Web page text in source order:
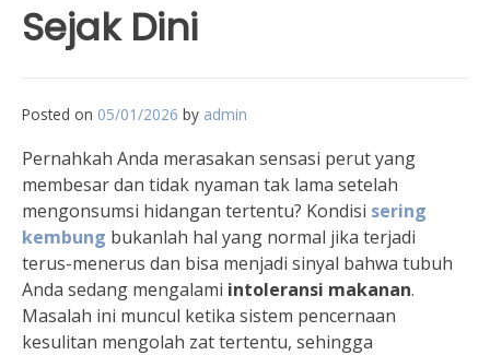
Sejak Dini
Posted on 05/01/2026 by admin
Pernahkah Anda merasakan sensasi perut yang
membesar dan tidak nyaman tak lama setelah
mengonsumsi hidangan tertentu? Kondisi sering
kembung bukanlah hal yang normal jika terjadi
terus-menerus dan bisa menjadi sinyal bahwa tubuh
Anda sedang mengalami intoleransi makanan.
Masalah ini muncul ketika sistem pencernaan
kesulitan mengolah zat tertentu, sehingga